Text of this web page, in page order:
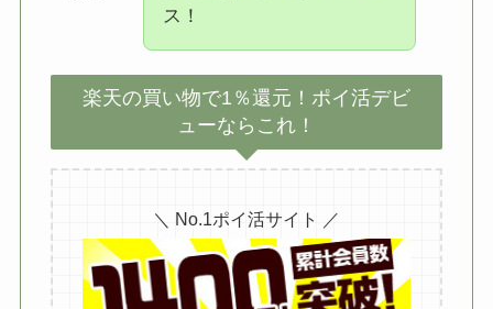
ス！
楽天の買い物で1％還元！ポイ活デビ
ューならこれ！
＼ No.1ポイ活サイト ／